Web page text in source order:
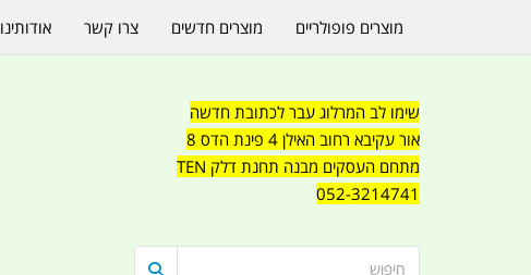
שימו לב המרלוג עבר לכתובת חדשה
אור עקיבא רחוב האילן 4 פינת הדס 8
מתחם העסקים מבנה תחנת דלק TEN
052-3214741
מוצרים פופולריים מוצרים חדשים צרו קשר אודותינו